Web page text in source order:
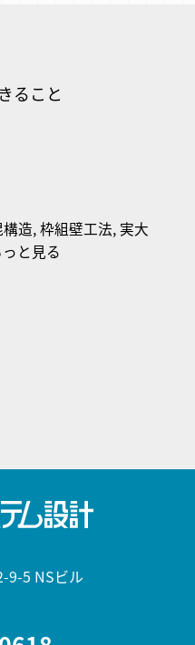
9-5 NSビル
ること
造,枠組壁工法, 実大
と見る